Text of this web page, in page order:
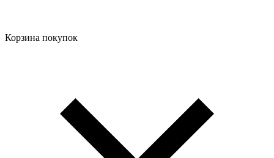
Корзина покупок